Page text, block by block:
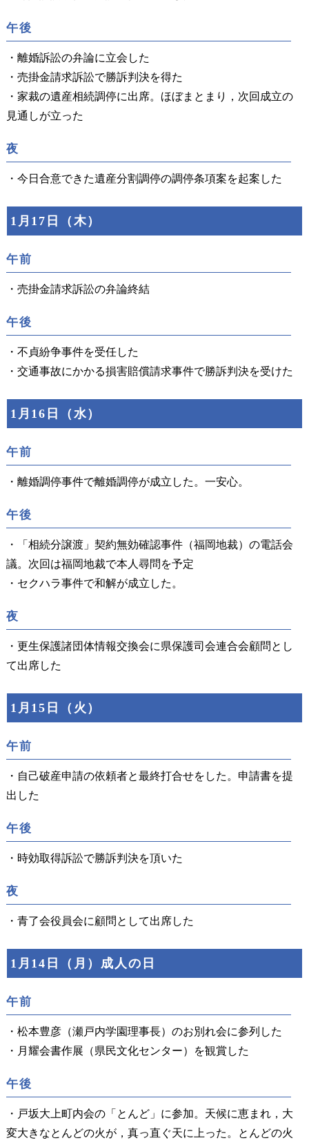
午後
・離婚訴訟の弁論に立会した
・売掛金請求訴訟で勝訴判決を得た
・家裁の遺産相続調停に出席。ほぼまとまり，次回成立の
見通しが立った
夜
・今日合意できた遺産分割調停の調停条項案を起案した
1月17日（木）
午前
・売掛金請求訴訟の弁論終結
午後
・不貞紛争事件を受任した
・交通事故にかかる損害賠償請求事件で勝訴判決を受けた
1月16日（水）
午前
・離婚調停事件で離婚調停が成立した。一安心。
午後
・「相続分譲渡」契約無効確認事件（福岡地裁）の電話会
議。次回は福岡地裁で本人尋問を予定
・セクハラ事件で和解が成立した。
夜
・更生保護諸団体情報交換会に県保護司会連合会顧問とし
て出席した
1月15日（火）
午前
・自己破産申請の依頼者と最終打合せをした。申請書を提
出した
午後
・時効取得訴訟で勝訴判決を頂いた
夜
・青了会役員会に顧問として出席した
1月14日（月）成人の日
午前
・松本豊彦（瀬戸内学園理事長）のお別れ会に参列した
・月耀会書作展（県民文化センター）を観賞した
午後
・戸坂大上町内会の「とんど」に参加。天候に恵まれ，大
変大きなとんどの火が，真っ直ぐ天に上った。とんどの火